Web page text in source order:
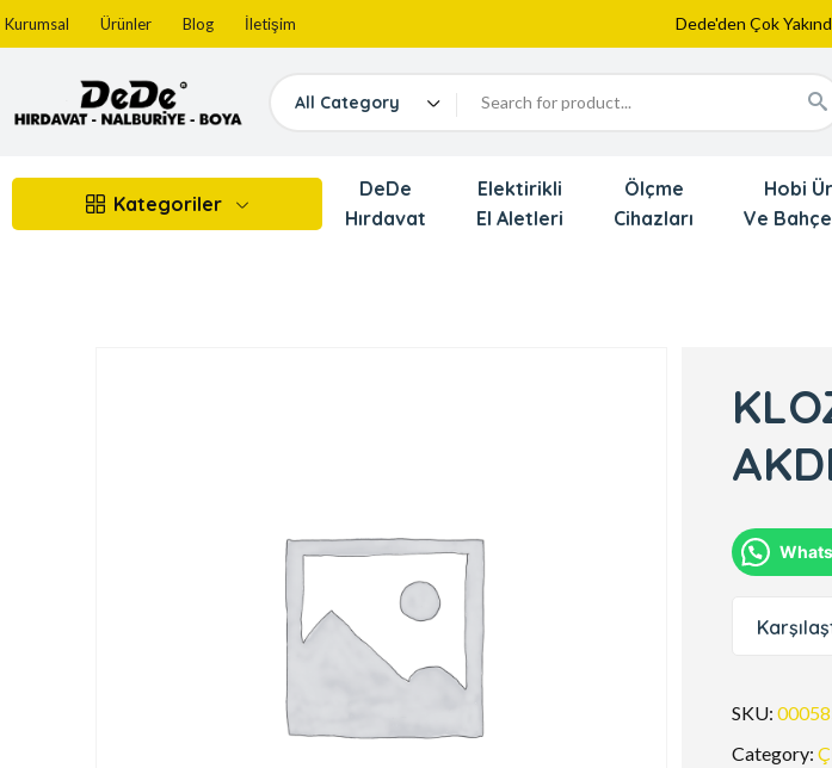
Kurumsal Ürünler Blog İletişim
Web
Yeni Eklenen
All Category
Kategoriler
DeDe
Hırdavat
Elektirikli
El Aletleri
Ölçme
Cihazları
Hobi
Ve
SKU:
Category: